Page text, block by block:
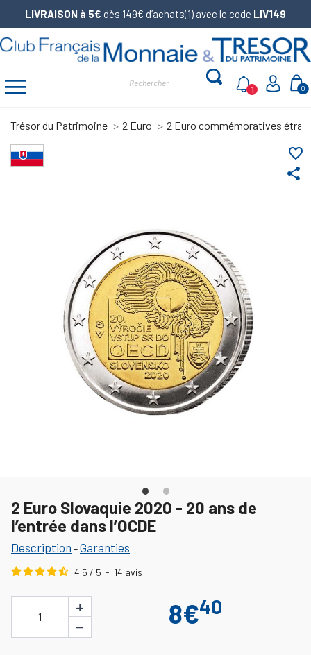
LIVRAISON à 5€ dès 149€ d’achats(1) avec le code LIV149
0
1
Trésor du Patrimoine 2 Euro 2 Euro commémoratives
share
favorite_border
2 Euro Slovaquie 2020 - 20 ans de
l’entrée dans l’OCDE
Description -Garanties
4.5 / 5 - 14 avis
1
+
−
8€40